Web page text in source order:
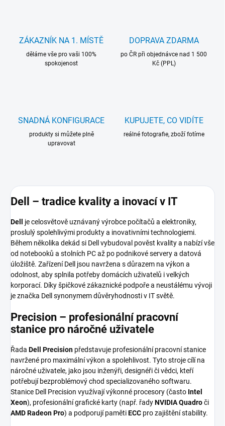
ZÁKAZNÍK NA 1. MÍSTĚ
děláme vše pro vaši 100%
spokojenost
DOPRAVA ZDARMA
po ČR při objednávce nad 1 500
Kč (PPL)
SNADNÁ KONFIGURACE
produkty si můžete plně
upravovat
KUPUJETE, CO VIDÍTE
reálné fotografie, zboží fotíme
Dell – tradice kvality a inovací v IT
Dell
je celosvětově uznávaný výrobce počítačů a elektroniky,
proslulý spolehlivými produkty a inovativními technologiemi.
Během několika dekád si Dell vybudoval pověst kvality a nabízí vše
od notebooků a stolních PC až po podnikové servery a datová
úložiště. Zařízení Dell jsou navržena s důrazem na výkon a
odolnost, aby splnila potřeby domácích uživatelů i velkých
korporací. Díky špičkové zákaznické podpoře a neustálému vývoji
je značka Dell synonymem důvěryhodnosti v IT světě.
Precision – profesionální pracovní
stanice pro náročné uživatele
Řada Dell Precision představuje profesionální pracovní stanice
navržené pro maximální výkon a spolehlivost. Tyto stroje cílí na
náročné uživatele, jako jsou inženýři, designéři či vědci, kteří
potřebují bezproblémový chod specializovaného softwaru.
Stanice Dell Precision využívají výkonné procesory (často Intel
Xeon), profesionální grafické karty (např. řadyNVIDIA Quadroči
AMD Radeon Pro) a podporují pamětiECC pro zajištění stability.